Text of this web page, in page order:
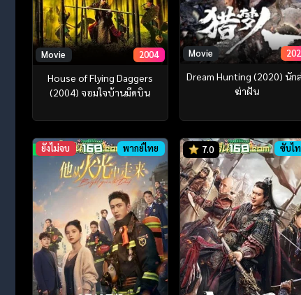
Movie 2004
House of Flying Daggers
(2004) จอมใจบ้านมีดบิน
Movie
Dream Hunting (2020) นัก
ฆ่าฝัน
ยังไม่จบ พากย์ไทย 7.0 ซับไ